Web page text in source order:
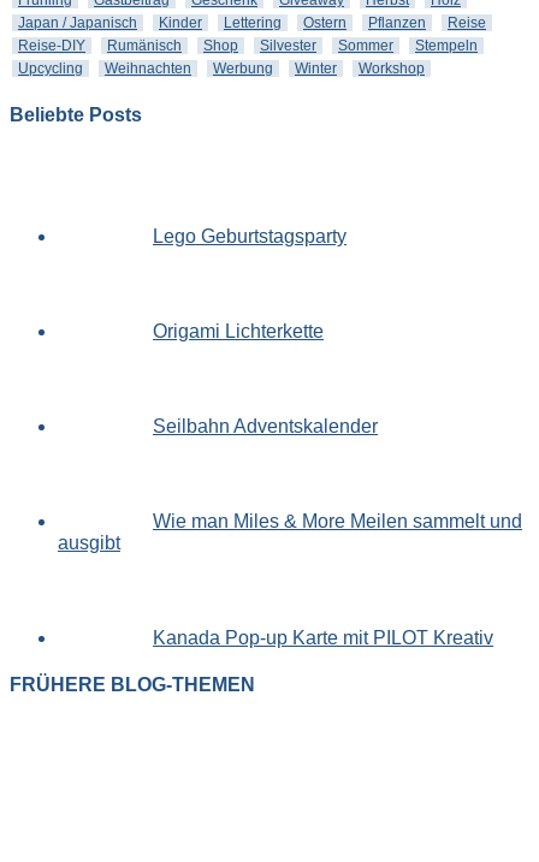
Japan / Japanisch
Kinder Lettering Ostern Pflanzen
Reise
Reise-DIY
Rumänisch Shop Silvester Sommer
Stempeln
Upcycling
Weihnachten Werbung Winter Workshop
Beliebte Posts
Lego Geburtstagsparty
Origami Lichterkette
Seilbahn Adventskalender
Wie man Miles & More Meilen sammelt und
ausgibt
Kanada Pop-up Karte mit PILOT Kreativ
FRÜHERE BLOG-THEMEN